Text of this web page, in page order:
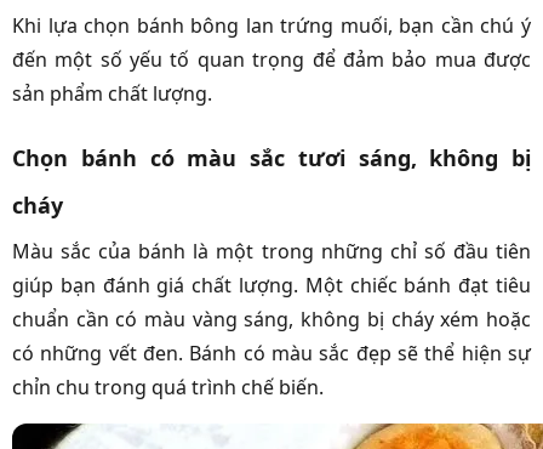
Khi lựa chọn bánh bông lan trứng muối, bạn cần chú ý
đến một số yếu tố quan trọng để đảm bảo mua được
sản phẩm chất lượng.
Chọn bánh có màu sắc tươi sáng, không bị
cháy
Màu sắc của bánh là một trong những chỉ số đầu tiên
giúp bạn đánh giá chất lượng. Một chiếc bánh đạt tiêu
chuẩn cần có màu vàng sáng, không bị cháy xém hoặc
có những vết đen. Bánh có màu sắc đẹp sẽ thể hiện sự
chỉn chu trong quá trình chế biến.